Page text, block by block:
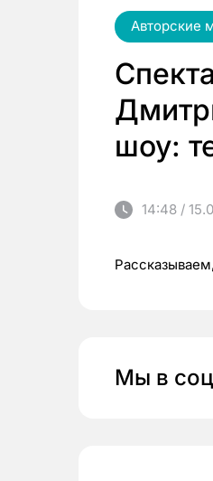
Авторские
шоу:
14:48 /
Мы в